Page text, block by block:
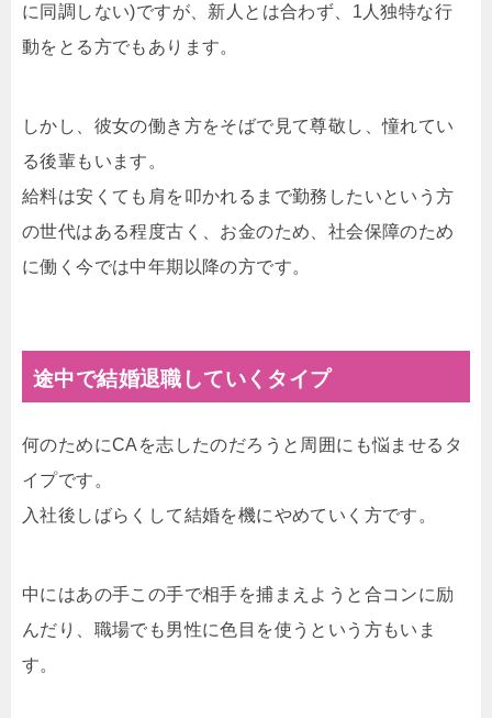
に同調しない)ですが、新人とは合わず、1人独特な行
動をとる方でもあります。
しかし、彼女の働き方をそばで見て尊敬し、憧れてい
る後輩もいます。
給料は安くても肩を叩かれるまで勤務したいという方
の世代はある程度古く、お金のため、社会保障のため
に働く今では中年期以降の方です。
途中で結婚退職していくタイプ
何のためにCAを志したのだろうと周囲にも悩ませるタ
イプです。
入社後しばらくして結婚を機にやめていく方です。
中にはあの手この手で相手を捕まえようと合コンに励
んだり、職場でも男性に色目を使うという方もいま
す。